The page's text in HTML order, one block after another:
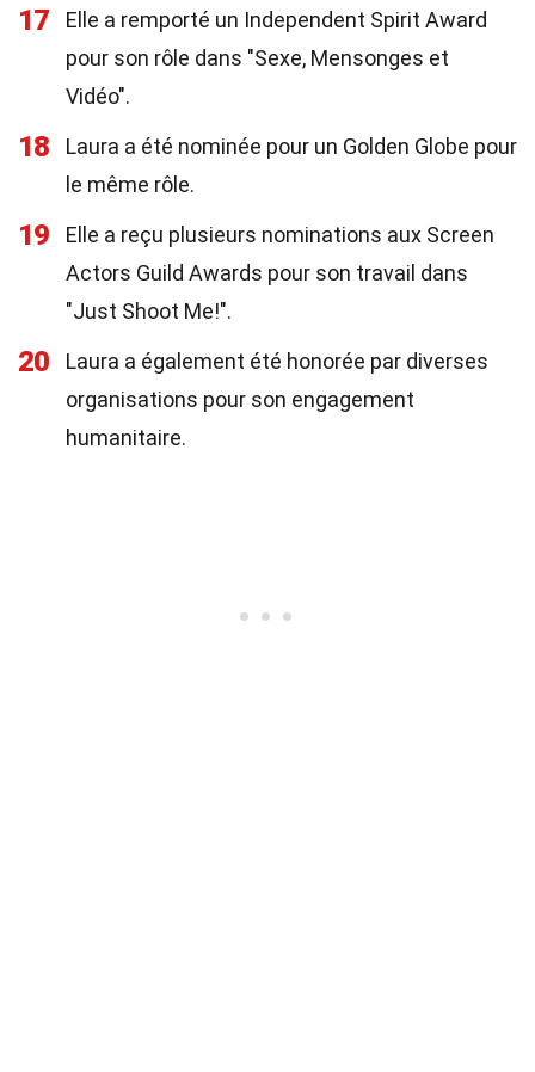
17
Elle a remporté un Independent Spirit Award
pour son rôle dans "Sexe, Mensonges et
Vidéo".
18
Laura a été nominée pour un Golden Globe pour
le même rôle.
19
Elle a reçu plusieurs nominations aux Screen
Actors Guild Awards pour son travail dans
"Just Shoot Me!".
20
Laura a également été honorée par diverses
organisations pour son engagement
humanitaire.